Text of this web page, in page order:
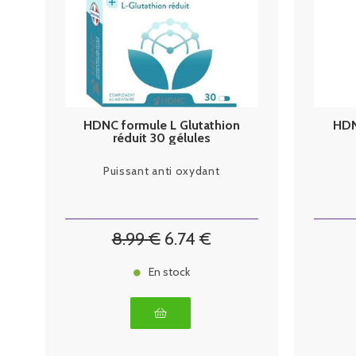
HDNC formule L Glutathion
réduit 30 gélules
Puissant anti oxydant
8.99€ 6.74 €
En stock